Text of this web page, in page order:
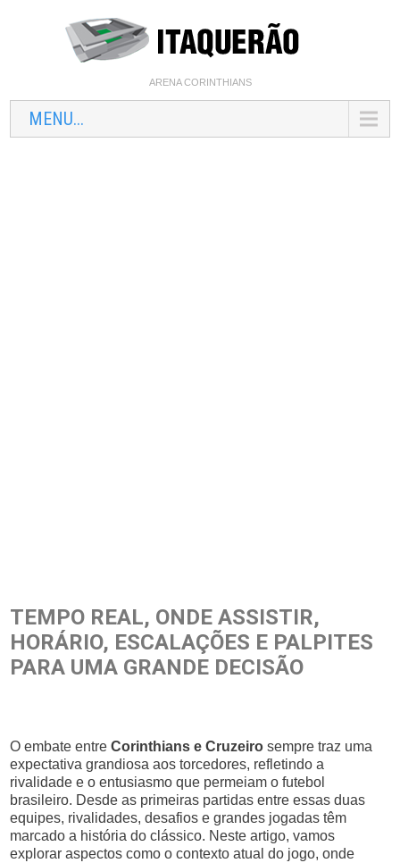
ARENA CORINTHIANS
MENU...
TEMPO REAL, ONDE ASSISTIR,
HORÁRIO, ESCALAÇÕES E PALPITES
PARA UMA GRANDE DECISÃO
O embate entreCorinthians e Cruzeiro sempre traz uma
expectativa grandiosa aos torcedores, refletindo a
rivalidade e o entusiasmo que permeiam o futebol
brasileiro. Desde as primeiras partidas entre essas duas
equipes, rivalidades, desafios e grandes jogadas têm
marcado a história do clássico. Neste artigo, vamos
explorar aspectos como o contexto atual do jogo, onde